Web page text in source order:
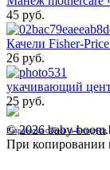
45 pуб.
Качели Fisher-
26 pуб.
укачивающий
25 pуб.
© 2026 baby-
При копировании
Разработка сайтов в Беларуси